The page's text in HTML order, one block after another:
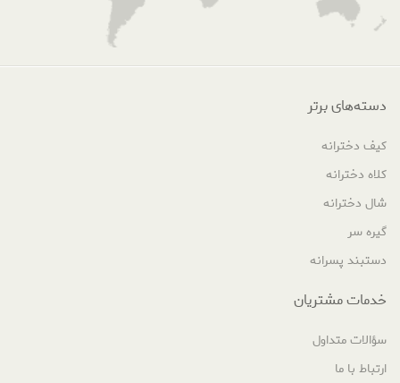
دسته‌های برتر
کیف دخترانه
کلاه دخترانه
شال دخترانه
گیره سر
دستبند پسرانه
خدمات مشتریان
سؤالات متداول
ارتباط با ما